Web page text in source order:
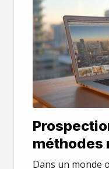
méthodes
générer
Dans un monde